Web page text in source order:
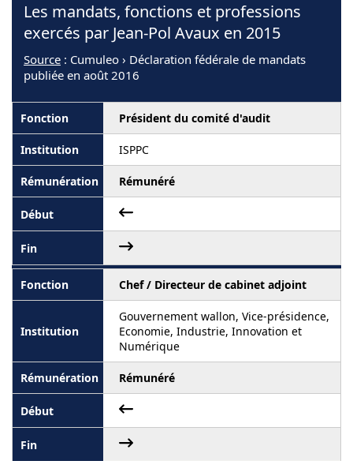
Les mandats, fonctions et professions
exercés par Jean-Pol Avaux en 2015
Source : Cumuleo › Déclaration fédérale de mandats
publiée en août 2016
Président du comité d'audit
ISPPC
Rémunéré
Chef / Directeur de cabinet adjoint
Gouvernement wallon, Vice-présidence,
Economie, Industrie, Innovation et
Numérique
Rémunéré